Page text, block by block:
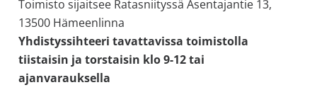
Toimisto sijaitsee Ratasniityssä Asentajantie 13,
13500 Hämeenlinna
Yhdistyssihteeri tavattavissa toimistolla
tiistaisin ja torstaisin klo 9-12 tai
ajanvarauksella